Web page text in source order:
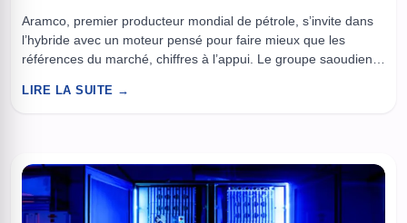
Aramco, premier producteur mondial de pétrole, s’invite dans
l’hybride avec un moteur pensé pour faire mieux que les
références du marché, chiffres à l’appui. Le groupe saoudien a
dans une zone de rendement très précise, avec une promesse
LIRE LA SUITE →